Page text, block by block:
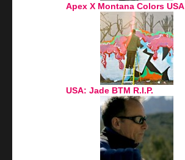
Apex X Montana Colors USA
USA: Jade BTM R.I.P.